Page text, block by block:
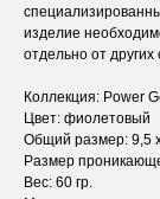
изделие
отдельно от
Коллекция: Power
Цвет: фиолетовый
Общий размер: 9,5
Размер
Вес: 60 гр.